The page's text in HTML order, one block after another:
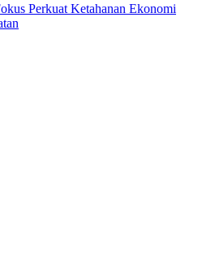
Perkuat Ketahanan Ekonomi